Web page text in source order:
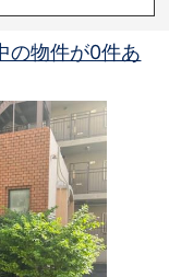
の物件が0件あ